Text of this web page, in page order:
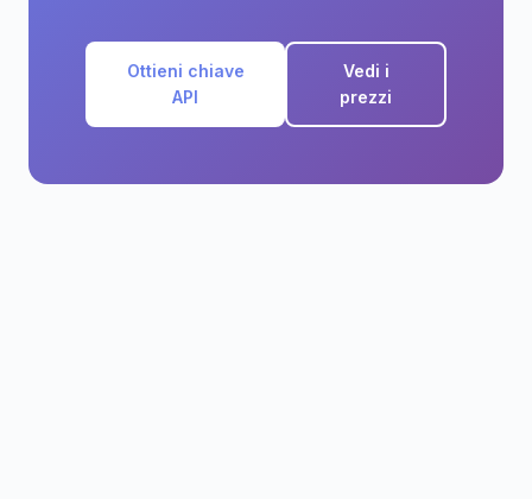
Ottieni chiave
API
Vedi i
prezzi